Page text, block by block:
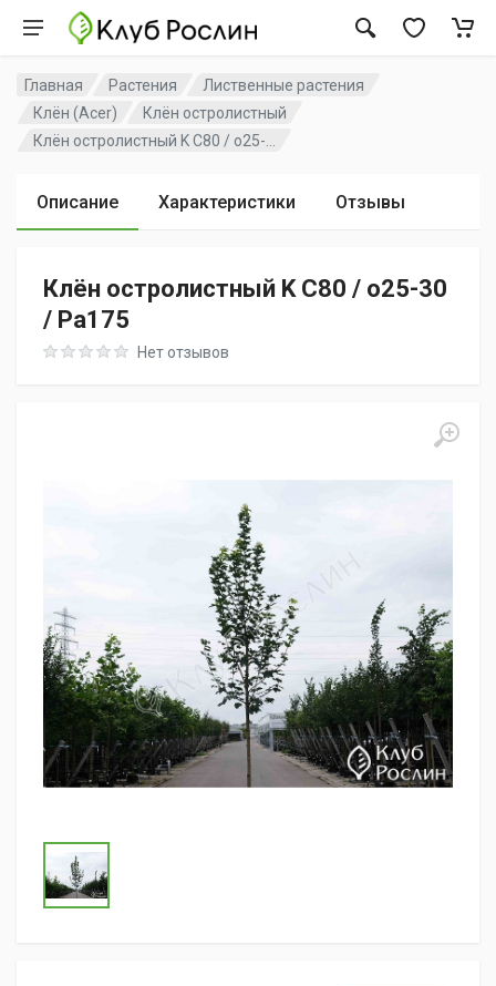
Главная Растения
Лиственные растения
Клён (Acer)
Клён остролистный
Клён остролистный K C80 / o25-...
Описание Характеристики Отзывы
Клён остролистный K C80 / o25-30
/ Pa175
Rating: 0 out of 5Нет отзывов